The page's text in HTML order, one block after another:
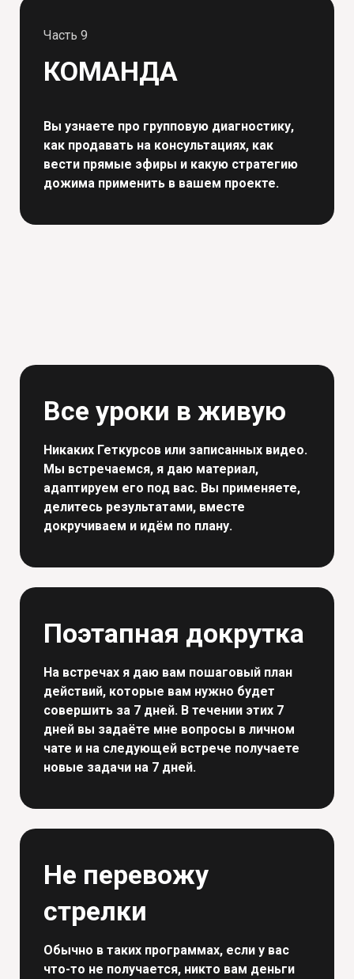
Часть 9
КОМАНДА
Вы узнаете про групповую диагностику,
как продавать на консультациях, как
вести прямые эфиры и какую стратегию
дожима применить в вашем проекте.
Все уроки в живую
Никаких Геткурсов или записанных видео.
Мы встречаемся, я даю материал,
адаптируем его под вас. Вы применяете,
делитесь результатами, вместе
докручиваем и идём по плану.
Поэтапная докрутка
На встречах я даю вам пошаговый план
действий, которые вам нужно будет
совершить за 7 дней. В течении этих 7
дней вы задаёте мне вопросы в личном
чате и на следующей встрече получаете
новые задачи на 7 дней.
Не перевожу
стрелки
Обычно в таких программах, если у вас
что-то не получается, никто вам деньги